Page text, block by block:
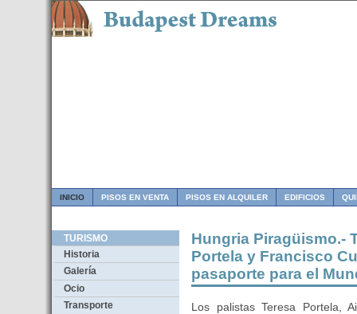
INICIO PISOS EN VENTA PISOS EN ALQUILER EDIFICIOS
TURISMO
Historia
Galería
Ocio
Transporte
Hungria Piragüismo.-
Portela y Francisco
pasaporte para el
Los palistas Teresa Portela,